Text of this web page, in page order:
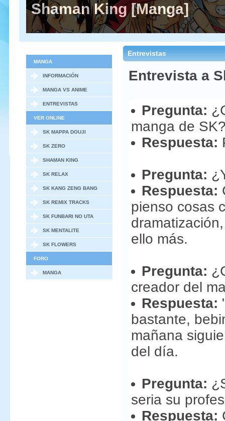
Shaman King [Manga]
MANGA
INFORMACIÓN
MANGA VS ANIME
ENTREVISTAS
VER ONLINE
SK MAPPA DOUJI
SK ZERO
SHAMAN KING
SK RELAX
SK KANG ZENG BANG
SK REMIX TRACKS
SK FUNBARI NO UTA
SK MENTALITE
SK FLOWERS
FORO
MANGA
Entrevistas
Entrevista a
Pregunta:
manga de
Respuesta:
Pregunta:
Respuesta:
pienso cosas
ello más.
Pregunta:
creador del
Respuesta:
bastante,
mañana
del día.
Pregunta:
seria su
Respuesta: